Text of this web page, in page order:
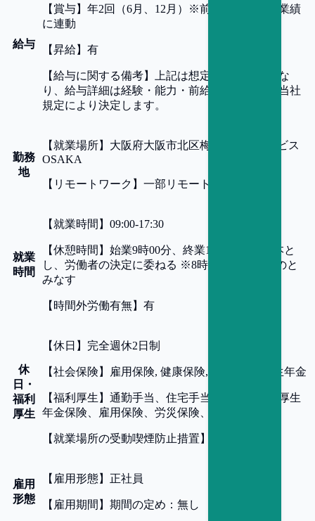
給与
【 賞与】 年2回（6月、12月）※前年度の評価・業績
に連動
【昇給】 有
【給与に関する備考】
上記は想定ベース年収とな
り、給与詳細は経験・能力・前給等を考慮し、当社
規定により決定します。
勤務
地
【 就業場所】 大阪府大阪市北区梅田2-5-25 ハービス
OSAKA
【 リモートワーク 】 一部リモート可
就業
時間
【 就業時間 】 09:00-17:30
【休憩時間 】 始業9時00分、終業17時30分を基本と
し、労働者の決定に委ねる ※8時間勤務したものと
みなす
【 時間外労働有無】 有
休
日・
福利
厚生
【休日 】 完全週休2日制
【社会保険 】 雇用保険, 健康保険, 労災保険, 厚生年金
【福利厚生 】 通勤手当、住宅手当、健康保険、厚生
年金保険、雇用保険、労災保険、退職金制度
【 就業場所の受動喫煙防止措置 】
雇用
形態
【 雇用形態】 正社員
【 雇用期間 】 期間の定め：無し